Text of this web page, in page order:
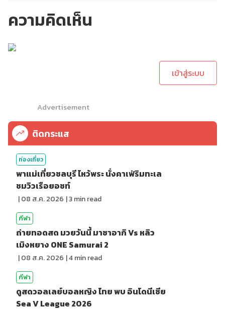
ความคิดเห็น
เข้าสู่ระบบ
Advertisement
ติดกระแส
ท่องเที่ยว
พาแม่เที่ยวชลบุรี ไหว้พระ นั่งคาเฟ่ริมทะเล
ชมวิวเรือยอชท์
|08 ส.ค. 2026 |3min read
กีฬา
ถ่ายทอดสด มวยวันนี้ มาซาอากิ Vs หลิว
เมิงหยาง ONE Samurai 2
|08 ส.ค. 2026 |4min read
กีฬา
ดูสดวอลเลย์บอลหญิง ไทย พบ อินโดนีเซีย
Sea V League 2026